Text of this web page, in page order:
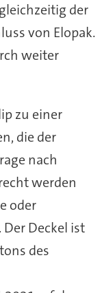
der
von Elopak.
weiter
zu einer
die der
nach
werden
oder
Deckel ist
des